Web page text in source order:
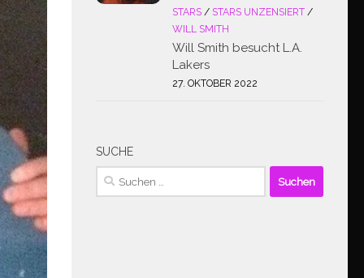
STARS / STARS UNZENSIERT /
WILL SMITH
Will Smith besucht L.A.
Lakers
27. OKTOBER 2022
SUCHE
Suchen
nach: